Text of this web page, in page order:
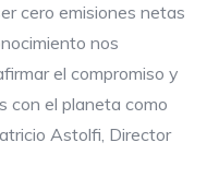
cero emisiones netas
nos
el compromiso y
con el planeta como
Astolfi, Director